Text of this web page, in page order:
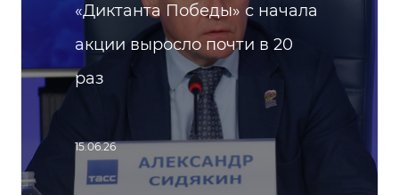
«Диктанта Победы» с начала
акции выросло почти в 20
раз
15.06.26